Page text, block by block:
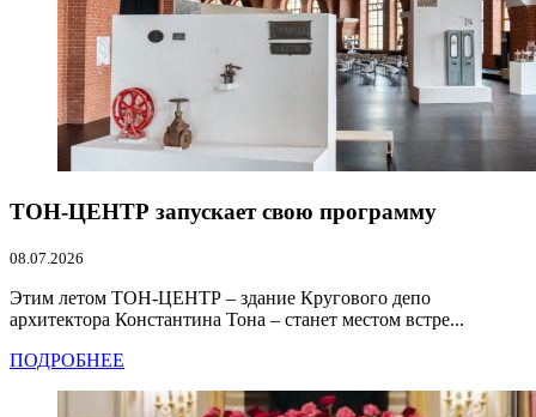
ТОН-ЦЕНТР запускает свою программу
08.07.2026
Этим летом ТОН-ЦЕНТР – здание Кругового депо
архитектора Константина Тона – станет местом встре...
ПОДРОБНЕЕ